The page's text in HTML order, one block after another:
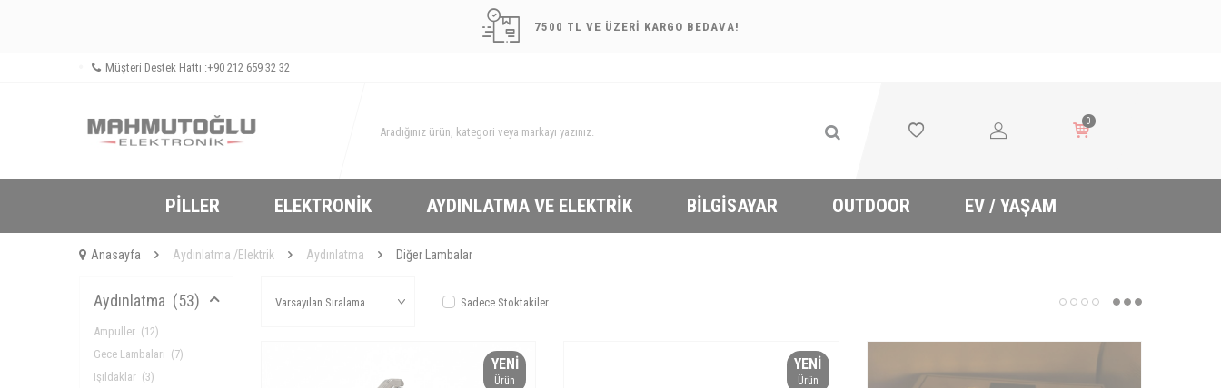
7500 TL VE ÜZERİ KARGO BEDAVA!
Müşteri Destek Hattı :+90 212 659 32 32
0
PILLER ELEKTRONIK AYDINLATMA VE ELEKTRIK BILGISAYAR OUTDOOR EV / YAŞAM
Anasayfa Aydınlatma /Elektrik Aydınlatma Diğer Lambalar
Aydınlatma (53)
Ampuller (12)
Gece Lambaları (7)
Işıldaklar (3)
Sadece Stoktakiler
YENI
Ürün
YENI
Ürün